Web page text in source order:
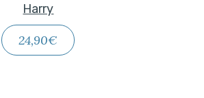
Harry
24,90€